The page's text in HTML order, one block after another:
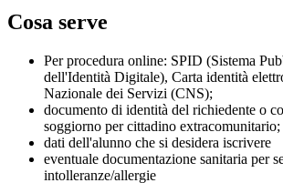
Cosa serve
Per procedura online: SPID (Sistema
dell'Identità Digitale), Carta identità
Nazionale dei Servizi (CNS);
documento di identità del richiedente o
soggiorno per cittadino extracomunitario;
dati dell'alunno che si desidera iscrivere
eventuale documentazione sanitaria per
intolleranze/allergie